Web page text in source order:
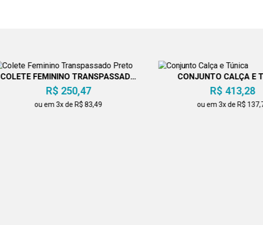
COLETE FEMININO TRANSPASSADO
PRETO
R$ 250,47
ou em 3x de R$ 83,49
CONJUNTO CALÇA E
R$ 413,28
ou em 3x de R$